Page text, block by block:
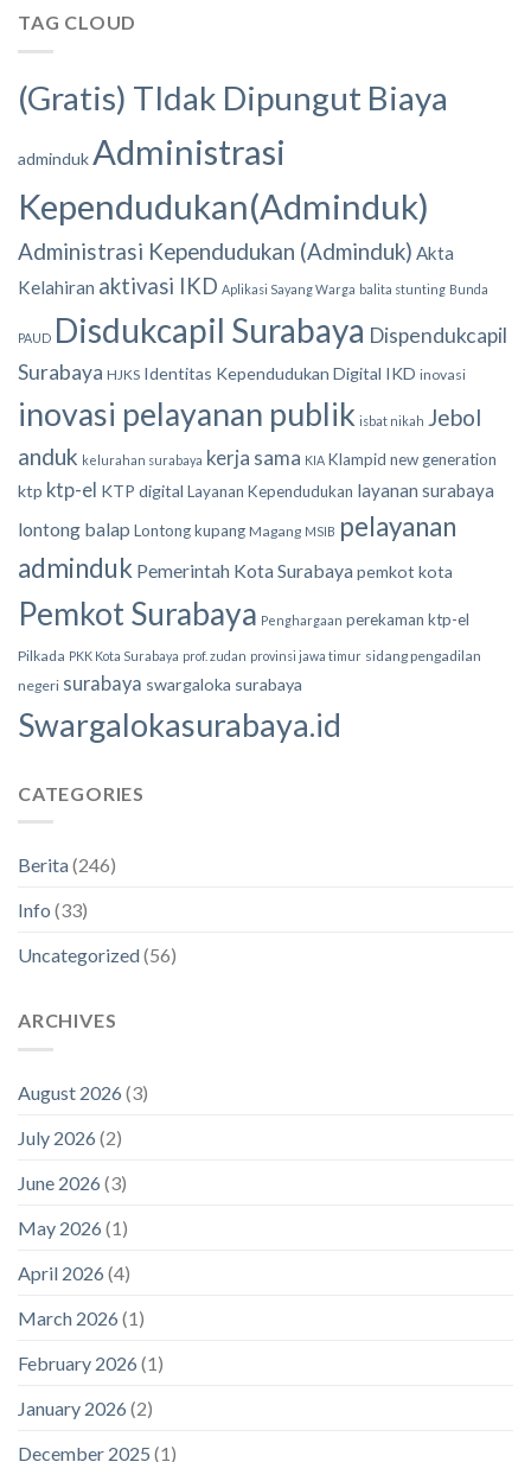
TAG CLOUD
(Gratis) TIdak Dipungut Biaya
adminduk Administrasi
Kependudukan(Adminduk)
Administrasi Kependudukan (Adminduk) Akta
Kelahiran aktivasi IKD Aplikasi Sayang Warga balita stunting Bunda
PAUD Disdukcapil Surabaya Dispendukcapil
Surabaya HJKS Identitas Kependudukan Digital IKD inovasi
inovasi pelayanan publik isbat nikah Jebol
anduk kelurahan surabaya kerja sama KIA Klampid new generation
ktp ktp-el KTP digital Layanan Kependudukan layanan surabaya
lontong balap Lontong kupang Magang MSIB pelayanan
adminduk Pemerintah Kota Surabaya pemkot kota
Pemkot Surabaya Penghargaan perekaman ktp-el
Pilkada PKK Kota Surabaya prof. zudan provinsi jawa timur sidang pengadilan
negeri surabaya swargaloka surabaya
Swargalokasurabaya.id
CATEGORIES
Berita(246)
Info (33)
Uncategorized(56)
ARCHIVES
August 2026 (3)
July 2026 (2)
June 2026 (3)
May 2026 (1)
April 2026 (4)
March 2026 (1)
February 2026 (1)
January 2026 (2)
December 2025 (1)